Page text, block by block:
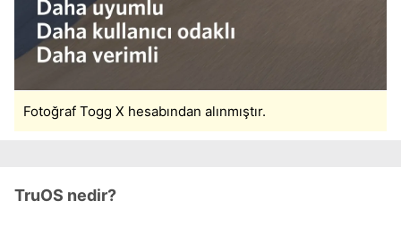
Fotoğraf Togg X hesabından alınmıştır.
TruOS nedir?